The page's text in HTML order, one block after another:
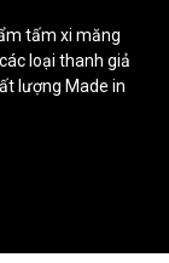
tấm xi măng
loại thanh giả
lượng Made in